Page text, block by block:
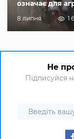
означає для
8 липня 1
Не
Підписуйся